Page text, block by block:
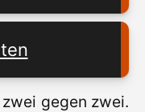
gegen zwei.